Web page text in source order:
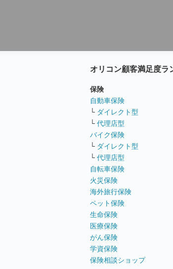
オリコン顧客満足度ラ
保険
自動車保険
└ ダイレクト型
└ 代理店型
バイク保険
└ ダイレクト型
└ 代理店型
自転車保険
火災保険
海外旅行保険
ペット保険
生命保険
医療保険
がん保険
学資保険
保険相談ショップ